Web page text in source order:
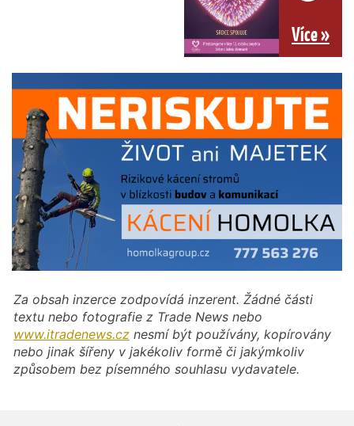
Více »
Za obsah inzerce zodpovídá inzerent. Žádné části
textu nebo fotografie z Trade News nebo
www.itradenews.cz nesmí být používány, kopírovány
nebo jinak šířeny v jakékoliv formě či jakýmkoliv
způsobem bez písemného souhlasu vydavatele.